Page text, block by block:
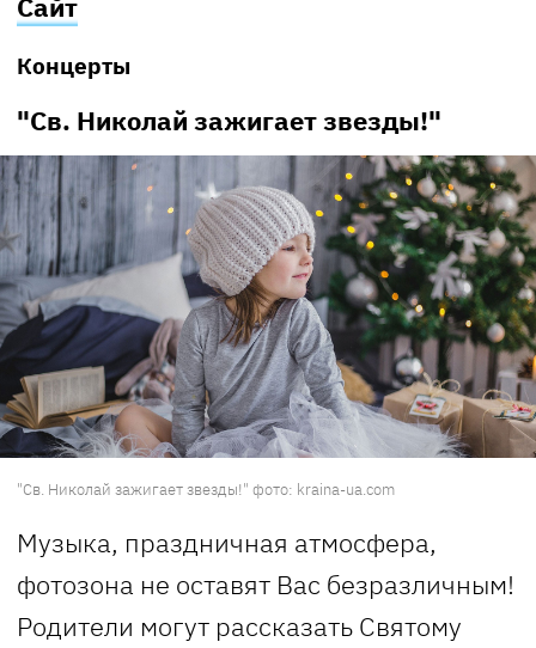
Концерты
"Св. Николай зажигает звезды!"
"Св. Николай зажигает звезды!" фото: kraina-ua.com
Музыка, праздничная атмосфера,
фотозона не оставят Вас безразличным!
Родители могут рассказать Святому